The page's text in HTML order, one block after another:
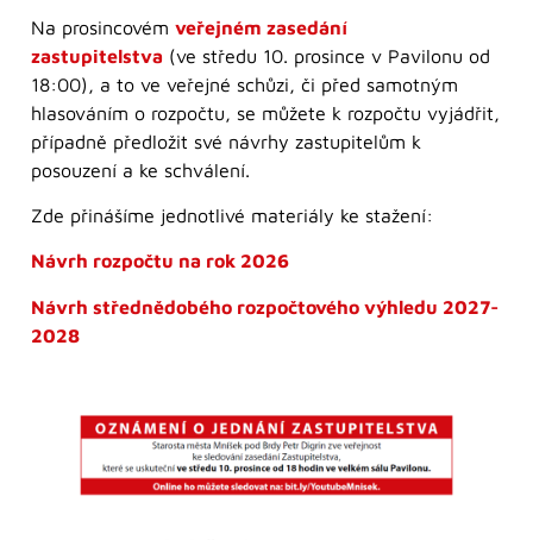
Na prosincovém veřejném zasedání
zastupitelstva (ve středu 10. prosince v Pavilonu od
18:00), a to ve veřejné schůzi, či před samotným
hlasováním o rozpočtu, se můžete k rozpočtu vyjádřit,
případně předložit své návrhy zastupitelům k
posouzení a ke schválení.
Zde přinášíme jednotlivé materiály ke stažení:
Návrh rozpočtu na rok 2026
Návrh střednědobého rozpočtového výhledu 2027-
2028